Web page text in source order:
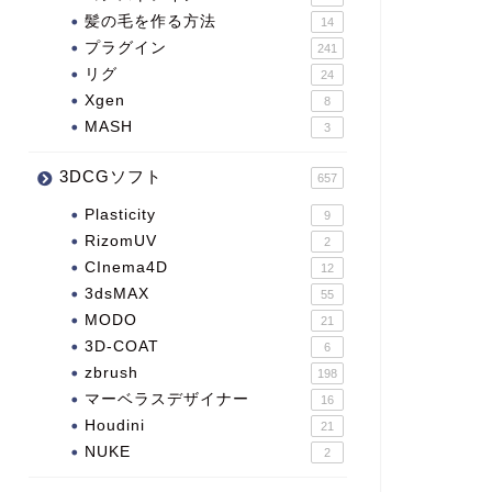
髪の毛を作る方法 14
プラグイン 241
リグ 24
Xgen 8
MASH 3
3DCGソフト 657
Plasticity 9
RizomUV 2
CInema4D 12
3dsMAX 55
MODO 21
3D-COAT 6
zbrush 198
マーベラスデザイナー 16
Houdini 21
NUKE 2